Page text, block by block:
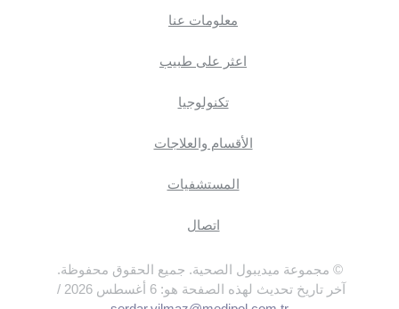
معلومات عنا
اعثر على طبيب
تكنولوجيا
الأقسام والعلاجات
المستشفيات
اتصال
© مجموعة ميديبول الصحية. جميع الحقوق محفوظة.
آخر تاريخ تحديث لهذه الصفحة هو: 6 أغسطس 2026 /